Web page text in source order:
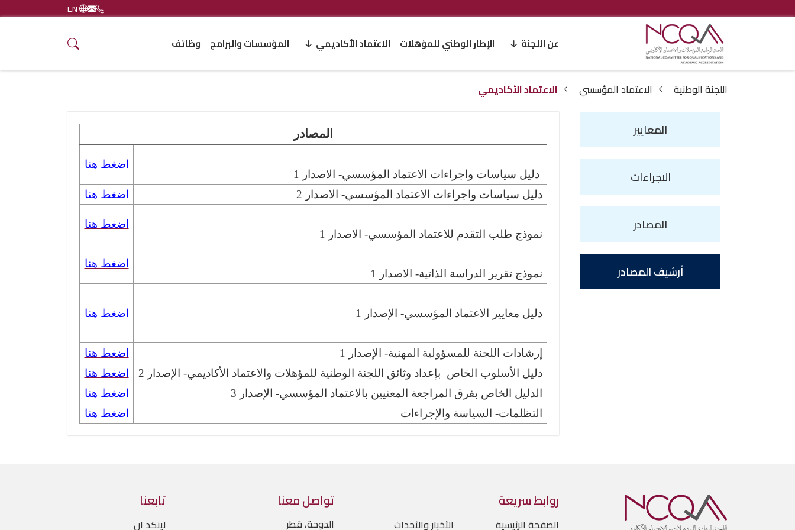
EN
عن اللجنة الإطار الوطني للمؤهلات الاعتماد الأكاديمي المؤسسات والبرامج وظائف
اللجنة الوطنية الاعتماد المؤسسي الاعتماد الأكاديمي
المعايير
الاجراءات
المصادر
أرشيف المصادر
المصادر
دليل سياسات واجراءات الاعتماد المؤسسي- الاصدار 1
اضغط هنا
دليل سياسات واجراءات الاعتماد المؤسسي- الاصدار 2 اضغط هنا
نموذج طلب التقدم للاعتماد المؤسسي- الاصدار 1
اضغط هنا
نموذج تقرير الدراسة الذاتية- الاصدار 1
اضغط هنا
دليل معايير الاعتماد المؤسسي- الإصدار 1 اضغط هنا
إرشادات اللجنة للمسؤولية المهنية- الإصدار 1
اضغط هنا
دليل الأسلوب الخاص بإعداد وثائق اللجنة الوطنية للمؤهلات والاعتماد الأكاديمي- الإصدار 2
اضغط هنا
الدليل الخاص بفرق المراجعة المعنيين بالاعتماد المؤسسي- الإصدار 3
اضغط هنا
التظلمات- السياسة والإجراءات
اضغط هنا
روابط سريعة
الصفحة الرئيسية الأخبار والأحداث
تواصل معنا
الدوحة، قطر
تابعنا
لينكد ان